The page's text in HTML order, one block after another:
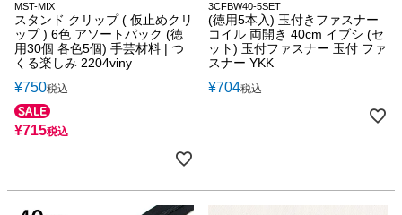
MST-MIX
スタンド クリップ ( 仮止めクリ
ップ ) 6色 アソートパック (徳
用30個 各色5個) 手芸材料 | つ
くる楽しみ 2204viny
¥750税込
¥715税込
3CFBW40-5SET
(徳用5本入) 玉付きファスナー
コイル 両開き 40cm イブシ (セ
ット) 玉付ファスナー 玉付 ファ
スナー YKK
¥704税込